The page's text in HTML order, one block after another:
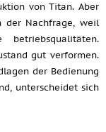
von Titan. Aber
der Nachfrage, weil
gut verformen.
der Bedienung
unterscheidet sich